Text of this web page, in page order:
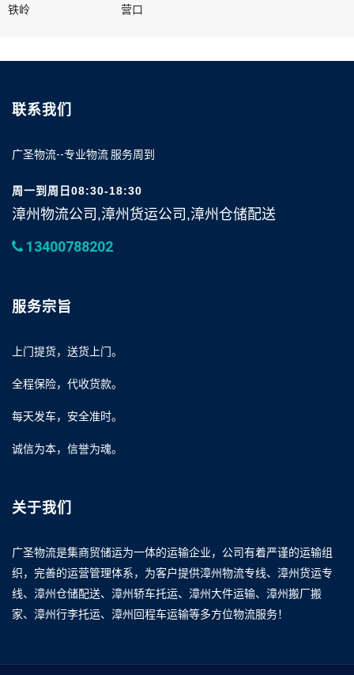
铁岭
营口
联系我们
广圣物流--专业物流 服务周到
周一到周日08:30-18:30
漳州物流公司,漳州货运公司,漳州仓储配送
13400788202
服务宗旨
上门提货，送货上门。
全程保险，代收货款。
每天发车，安全准时。
诚信为本，信誉为魂。
关于我们
广圣物流是集商贸储运为一体的运输企业，公司有着严谨的运输组
织，完善的运营管理体系，为客户提供漳州物流专线、漳州货运专
线、漳州仓储配送、漳州轿车托运、漳州大件运输、漳州搬厂搬
家、漳州行李托运、漳州回程车运输等多方位物流服务！